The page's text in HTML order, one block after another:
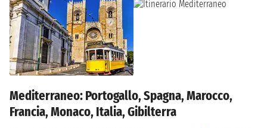
Mediterraneo: Portogallo, Spagna, Marocco,
Francia, Monaco, Italia, Gibilterra